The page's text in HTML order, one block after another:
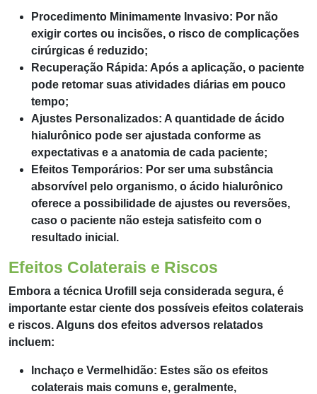
Procedimento Minimamente Invasivo: Por não
exigir cortes ou incisões, o risco de complicações
cirúrgicas é reduzido;
Recuperação Rápida: Após a aplicação, o paciente
pode retomar suas atividades diárias em pouco
tempo;
Ajustes Personalizados: A quantidade de ácido
hialurônico pode ser ajustada conforme as
expectativas e a anatomia de cada paciente;
Efeitos Temporários: Por ser uma substância
absorvível pelo organismo, o ácido hialurônico
oferece a possibilidade de ajustes ou reversões,
caso o paciente não esteja satisfeito com o
resultado inicial.
Efeitos Colaterais e Riscos
Embora a técnica Urofill seja considerada segura, é
importante estar ciente dos possíveis efeitos colaterais
e riscos. Alguns dos efeitos adversos relatados
incluem:
Inchaço e Vermelhidão: Estes são os efeitos
colaterais mais comuns e, geralmente,